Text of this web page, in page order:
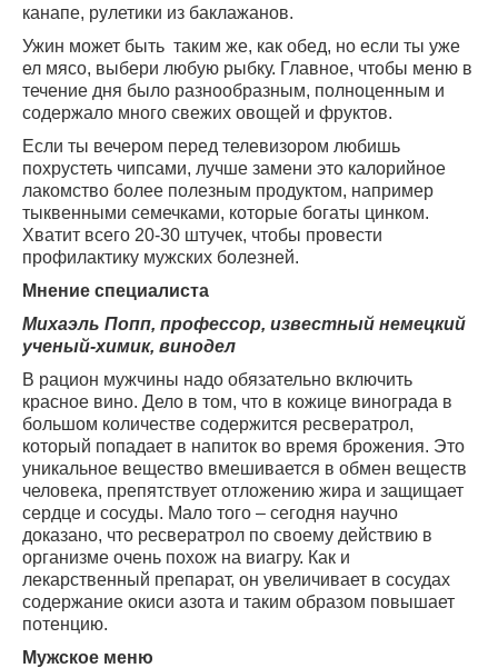
канапе, рулетики из баклажанов.
Ужин может быть таким же, как обед, но если ты уже
ел мясо, выбери любую рыбку. Главное, чтобы меню в
течение дня было разнообразным, полноценным и
содержало много свежих овощей и фруктов.
Если ты вечером перед телевизором любишь
похрустеть чипсами, лучше замени это калорийное
лакомство более полезным продуктом, например
тыквенными семечками, которые богаты цинком.
Хватит всего 20-30 штучек, чтобы провести
профилактику мужских болезней.
Мнение специалиста
Михаэль Попп, профессор, известный немецкий
ученый-химик, винодел
В рацион мужчины надо обязательно включить
красное вино. Дело в том, что в кожице винограда в
большом количестве содержится ресвератрол,
который попадает в напиток во время брожения. Это
уникальное вещество вмешивается в обмен веществ
человека, препятствует отложению жира и защищает
сердце и сосуды. Мало того – сегодня научно
доказано, что ресвератрол по своему действию в
организме очень похож на виагру. Как и
лекарственный препарат, он увеличивает в сосудах
содержание окиси азота и таким образом повышает
потенцию.
Мужское меню